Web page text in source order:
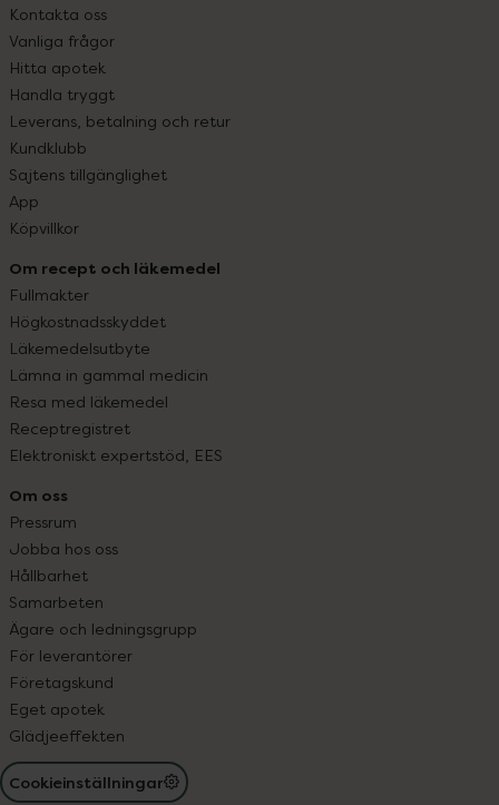
Kontakta oss
Vanliga frågor
Hitta apotek
Handla tryggt
Leverans, betalning och retur
Kundklubb
Sajtens tillgänglighet
App
Köpvillkor
Om recept och läkemedel
Fullmakter
Högkostnadsskyddet
Läkemedelsutbyte
Lämna in gammal medicin
Resa med läkemedel
Receptregistret
Elektroniskt expertstöd, EES
Om oss
Pressrum
Jobba hos oss
Hållbarhet
Samarbeten
Ägare och ledningsgrupp
För leverantörer
Företagskund
Eget apotek
Glädjeeffekten
Cookieinställningar